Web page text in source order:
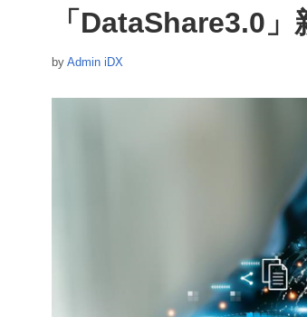
リ
ー
「DataShare3.0
by Admin iDX